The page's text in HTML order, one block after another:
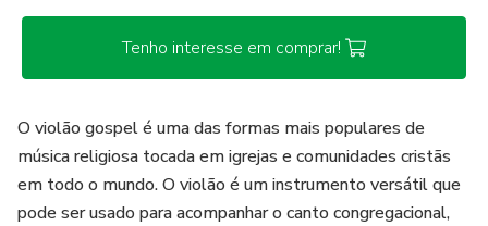
Tenho interesse em comprar!
O violão gospel é uma das formas mais populares de
música religiosa tocada em igrejas e comunidades cristãs
em todo o mundo. O violão é um instrumento versátil que
pode ser usado para acompanhar o canto congregacional,